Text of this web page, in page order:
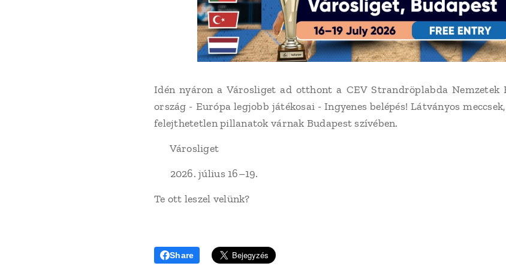
Idén nyáron a Városliget ad otthont a CEV Strandröplabda Nemzetek
ország - Európa legjobb játékosai - Ingyenes belépés! Látványos
felejthetetlen pillanatok várnak Budapest szívében.
📍 Városliget
📅 2026. július 16–19.
Te ott leszel velünk?
Share